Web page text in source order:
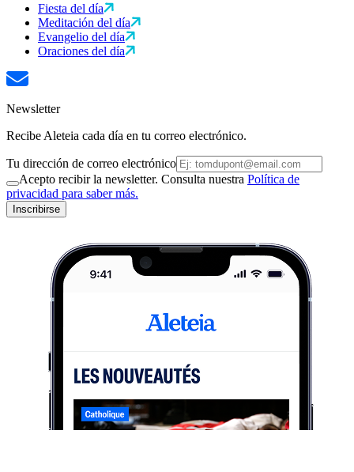
Fiesta del día
Meditación del día
Evangelio del día
Oraciones del día
Newsletter
Recibe Aleteia cada día en tu correo electrónico.
Tu dirección de correo electrónico
Acepto recibir la newsletter. Consulta nuestra Política de
privacidad para saber más.
Inscribirse